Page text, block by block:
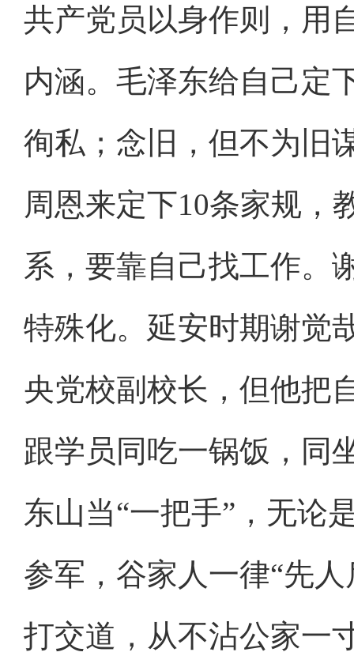
共产党员以身作则，用
内涵。毛泽东给自己定
徇私；念旧，但不为旧
周恩来定下10条家规，
系，要靠自己找工作。
特殊化。延安时期谢觉
央党校副校长，但他把
跟学员同吃一锅饭，同
东山当“一把手”，无论
参军，谷家人一律“先
打交道，从不沾公家一